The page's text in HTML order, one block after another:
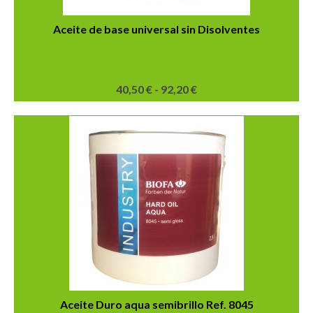
producto
Aceite de base universal sin Disolventes
40,50€ - 92,20€Rango
de
precios:
desde
40,50 €
hasta
92,20 €
tiene
variantes.
opciones
se
pueden
la
de
producto
Aceite Duro aqua semibrillo Ref. 8045